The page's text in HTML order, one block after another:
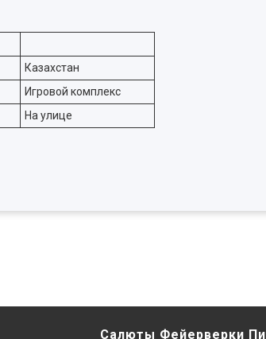
Казахстан
Игровой комплекс
На улице
Салюты Фейерверки